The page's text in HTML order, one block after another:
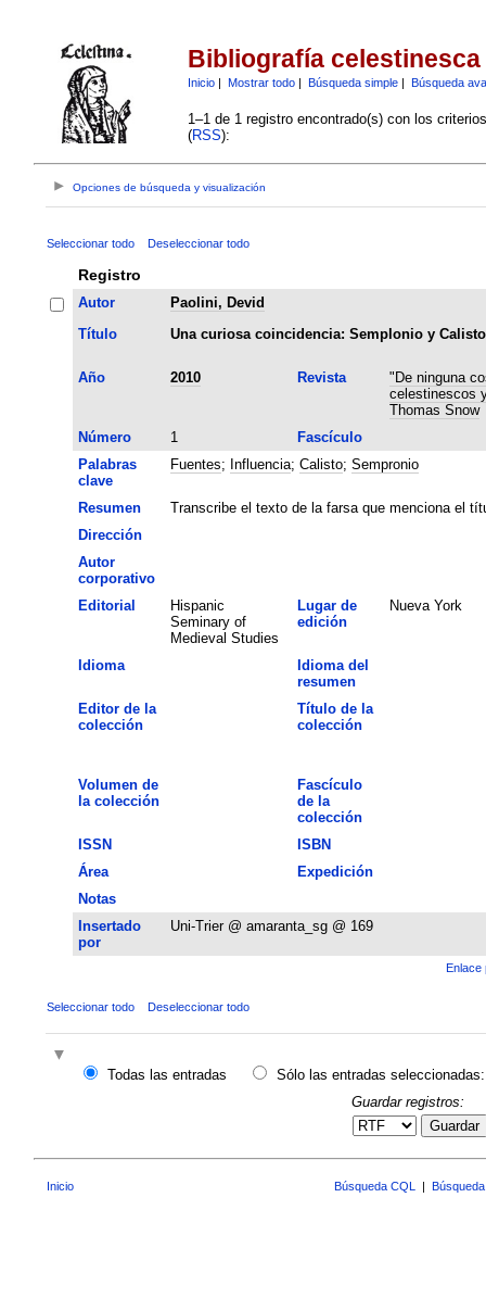
Bibliografía celestinesca
Inicio| Mostrar todo| Búsqueda simple| Búsqueda
1–1 de 1 registro encontrado(s) con los
(RSS):
Opciones de búsqueda y visualización
Seleccionar todo Deseleccionar todo
Registro
Autor
Paolini, Devid
Título
Una curiosa coincidencia: Semplonio y
Año 2010 Revista
"De ninguna
celestinescos
Thomas Snow
Número
1
Fascículo
Palabras
clave
Fuentes; Influencia; Calisto; Sempronio
Resumen
Transcribe el texto de la farsa que menciona el
Dirección
Autor
corporativo
Editorial
Hispanic
Seminary of
Medieval Studies
Lugar de
edición
Nueva York
Idioma
Idioma del
resumen
Editor de la
colección
Título de la
colección
Volumen de
la colección
Fascículo
de la
colección
ISSN
ISBN
Área
Expedición
Notas
Insertado
por
Uni-Trier @ amaranta_sg @ 169
Enlace
Seleccionar todo Deseleccionar todo
Todas las entradas
Sólo las entradas seleccionadas:
Guardar registros:
Guardar
Inicio Búsqueda CQL